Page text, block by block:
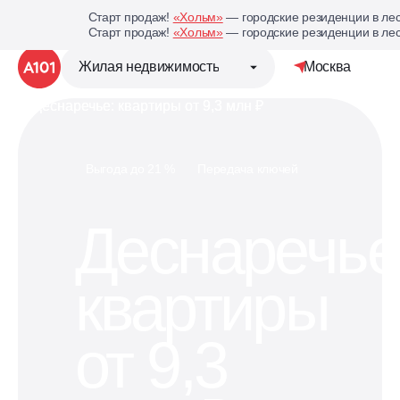
Старт продаж! «Хольм»— городские резиденции в
Старт продаж! «Хольм»— городские резиденции в
Жилая недвижимость Москва